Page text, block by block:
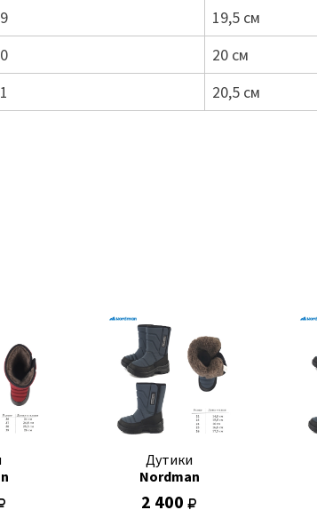
19,5 см
20 см
20,5 см
Дутики
Nordman
2 400